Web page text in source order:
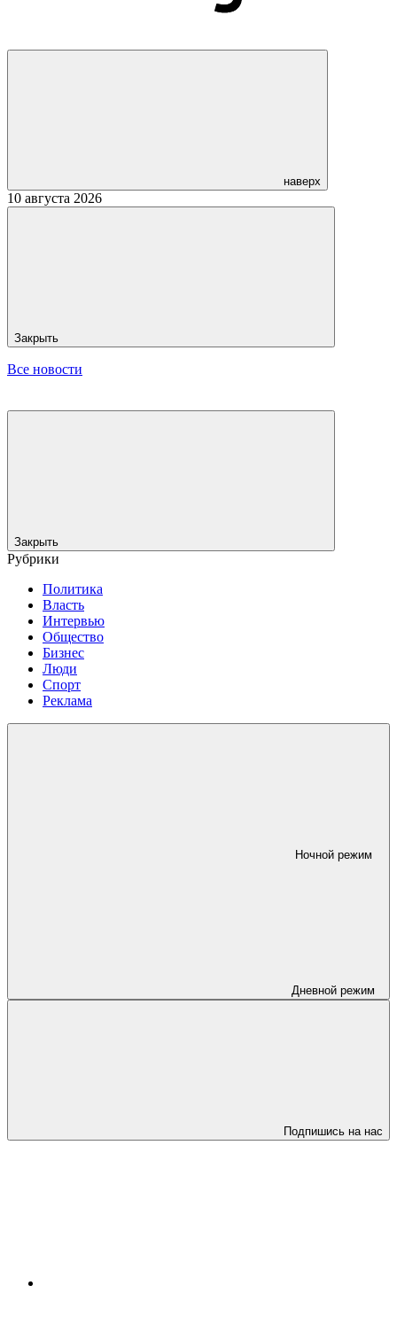
наверх
10 августа 2026
Закрыть
Все новости
Закрыть
Рубрики
Политика
Власть
Интервью
Общество
Бизнес
Люди
Спорт
Реклама
Ночной режим
Дневной режим
Подпишись на нас